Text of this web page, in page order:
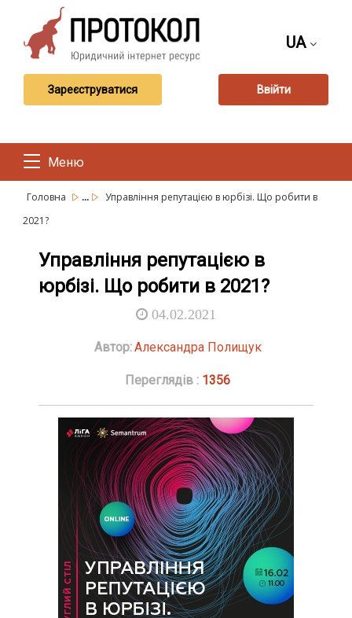
UA
Зареєструватися Ввійти
Меню
Головна ...
Управління репутацією в юрбізі. Що робити в
2021?
Управління репутацією в
юрбізі. Що робити в 2021?
04.02.2021
Автор:Александра Полищук
Переглядів : 1356